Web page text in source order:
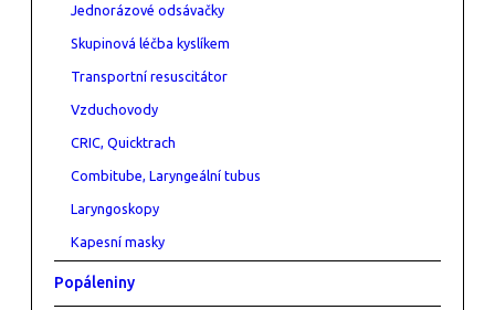
Jednorázové odsávačky
Skupinová léčba kyslíkem
Transportní resuscitátor
Vzduchovody
CRIC, Quicktrach
Combitube, Laryngeální tubus
Laryngoskopy
Kapesní masky
Popáleniny